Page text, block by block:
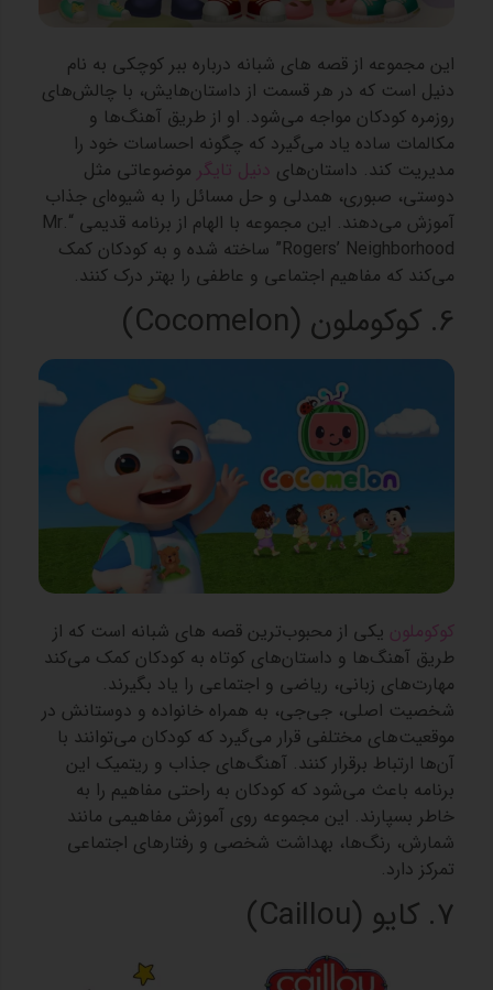
این مجموعه از قصه های شبانه درباره ببر کوچکی به نام
دنیل است که در هر قسمت از داستان‌هایش، با چالش‌های
روزمره کودکان مواجه می‌شود. او از طریق آهنگ‌ها و
مکالمات ساده یاد می‌گیرد که چگونه احساسات خود را
مدیریت کند. داستان‌های دنیل تایگر موضوعاتی مثل
دوستی، صبوری، همدلی و حل مسائل را به شیوه‌ای جذاب
آموزش می‌دهند. این مجموعه با الهام از برنامه قدیمی “Mr.
Rogers’ Neighborhood” ساخته شده و به کودکان کمک
می‌کند که مفاهیم اجتماعی و عاطفی را بهتر درک کنند.
6. کوکوملون (Cocomelon)
کوکوملون یکی از محبوب‌ترین قصه های شبانه است که از
طریق آهنگ‌ها و داستان‌های کوتاه به کودکان کمک می‌کند
مهارت‌های زبانی، ریاضی و اجتماعی را یاد بگیرند.
شخصیت اصلی، جی‌جی، به همراه خانواده و دوستانش در
موقعیت‌های مختلفی قرار می‌گیرد که کودکان می‌توانند با
آن‌ها ارتباط برقرار کنند. آهنگ‌های جذاب و ریتمیک این
برنامه باعث می‌شود که کودکان به راحتی مفاهیم را به
خاطر بسپارند. این مجموعه روی آموزش مفاهیمی مانند
شمارش، رنگ‌ها، بهداشت شخصی و رفتارهای اجتماعی
تمرکز دارد.
7. کایو (Caillou)